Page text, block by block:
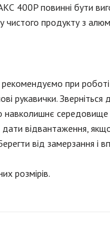
400P повинні бути
продукту з
рекомендуємо при
рукавички.
навколишнє середовище
відвантаження, якщо
від замерзання і
розмірів.